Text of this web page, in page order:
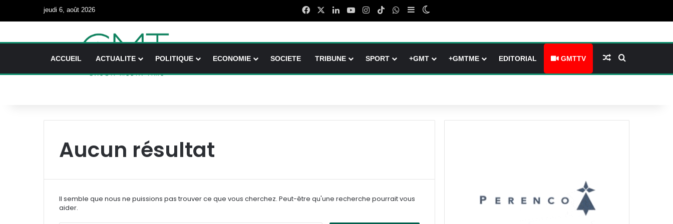
jeudi 6, août 2026 FacebookLinkedinYouTubeInstagram
TikTokWhatsApp
Sidebar (barre latérale)
ACCUEIL ACTUALITE POLITIQUE ECONOMIE SOCIETE TRIBUNE SPORT +GMT +GMTME EDITORIAL GMTTV Article Aléatoire
Aucun résultat
Il semble que nous ne puissions pas trouver ce que vous cherchez. Peut-être qu'une recherche pourrait vous
aider.